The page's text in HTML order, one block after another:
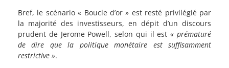
Bref, le scénario « Boucle d’or » est resté privilégié par
la majorité des investisseurs, en dépit d’un discours
prudent de Jerome Powell, selon qui il est« prématuré
de dire que la politique monétaire est suffisamment
restrictive ».